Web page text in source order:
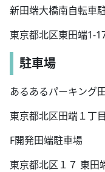
新田端大橋南自転車
東京都北区東田端1-
駐車場
あるあるパーキング
東京都北区田端１丁
F開発田端駐車場
東京都北区１７ 東田